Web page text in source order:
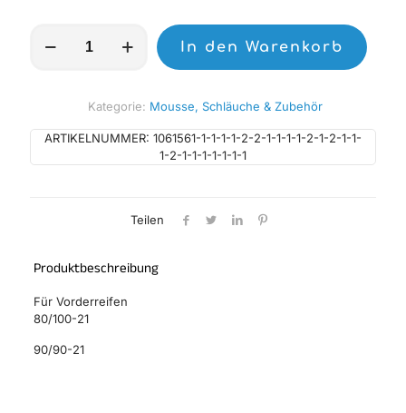
Schlauch
Vorderreifen
In den Warenkorb
ARTIKELNUMMER: 1061561-1-1-1-1-2-2-1-1-1-1-2-1-2-1-1-
1-2-1-1-1-1-1-1-1
Kategorie: Mousse, Schläuche & Zubehör
Teilen
Produktbeschreibung
Für Vorderreifen
80/100-21
90/90-21